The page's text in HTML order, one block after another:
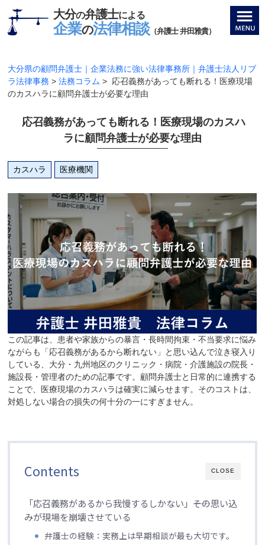
大分の弁護士による
企業の法律相談（弁護士 井田雅貴）
大分県の顧問弁護士｜企業法務に強い法律事務所｜弁護士法人リブ
ラ法律事務 >法務コラム > 応召義務があっても断れる！医療現場
のカスハラに顧問弁護士が必要な理由
応召義務があっても断れる！医療現場のカスハ
ラに顧問弁護士が必要な理由
カスハラ 医療機関
この記事は、患者や家族からの暴言・長時間拘束・不当要求に悩み
ながらも「応召義務があるから断れない」と思い込んで泣き寝入り
している、大分・九州地区のクリニック・病院・介護施設の院長・
施設長・管理者のための記事です。顧問弁護士と日常的に連携する
ことで、医療現場のカスハラは確実に減らせます。そのコストは、
対処しない場合の損失の何十分の一にすぎません。
CLOSE
Contents
「応召義務があるから我慢するしかない」――その思い込
みが現場を崩壊させている
弁護士の経験：実務上は早期相談が最も大切です。